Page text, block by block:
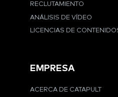
RECLUTAMIENTO
ANÁLISIS DE VÍDEO
LICENCIAS DE
EMPRESA
ACERCA DE CATAPULT